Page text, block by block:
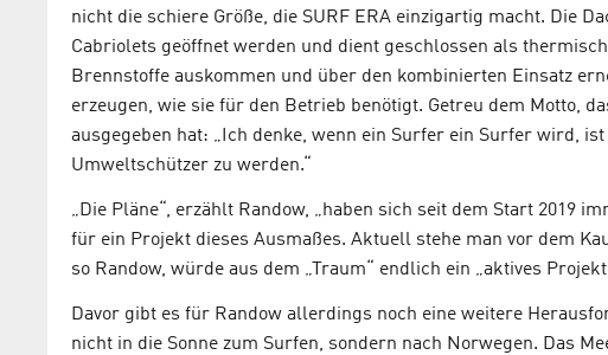
nicht die schiere Größe, die SURF ERA einzigartig macht. Die
Cabriolets geöffnet werden und dient geschlossen als
Brennstoffe auskommen und über den kombinierten Einsatz
erzeugen, wie sie für den Betrieb benötigt. Getreu dem Motto,
ausgegeben hat: „Ich denke, wenn ein Surfer ein Surfer wird,
Umweltschützer zu werden.“
„Die Pläne“, erzählt Randow, „haben sich seit dem Start 2019
für ein Projekt dieses Ausmaßes. Aktuell stehe man vor dem
so Randow, würde aus dem „Traum“ endlich ein „aktives
Davor gibt es für Randow allerdings noch eine weitere
nicht in die Sonne zum Surfen, sondern nach Norwegen. Das